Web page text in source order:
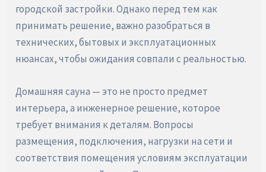
городской застройки. Однако перед тем как
принимать решение, важно разобраться в
технических, бытовых и эксплуатационных
нюансах, чтобы ожидания совпали с реальностью.
Домашняя сауна — это не просто предмет
интерьера, а инженерное решение, которое
требует внимания к деталям. Вопросы
размещения, подключения, нагрузки на сети и
соответствия помещения условиям эксплуатации